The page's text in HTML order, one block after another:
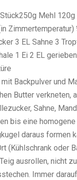
250g Mehl 120g
Zimmertemperatur)
3 EL Sahne 3
1 Ei 2 EL
Backpulver und
Butter verkneten,
Sahne,
bis eine
daraus formen
(Kühlschrank oder
ausrollen, nicht
Immer